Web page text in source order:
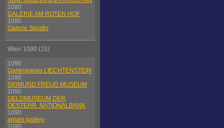
1080
GALERIE AM ROTEN HOF
1080
Galerie Serafin
Wien 1090 (15)
1090
Gartenpalais LIECHTENSTEIN
1090
SIGMUND FREUD MUSEUM
1090
GELDMUSEUM DER
OESTERR. NATIONALBANK
1090
amani gallery
1090